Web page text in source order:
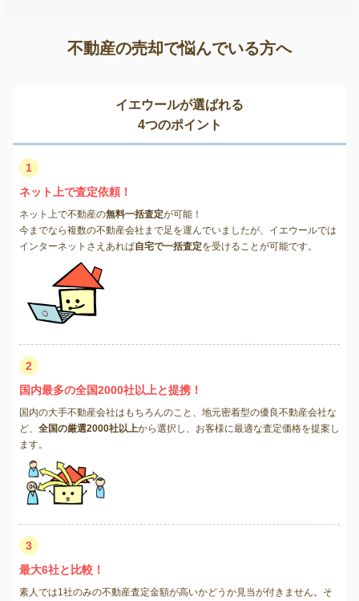
不動産の売却で悩んでいる方へ
イエウールが選ばれる
4つのポイント
1
ネット上で査定依頼！
ネット上で不動産の無料一括査定が可能！
今までなら複数の不動産会社まで足を運んでいましたが、イエウールでは
インターネットさえあれば自宅で一括査定を受けることが可能です。
2
国内最多の全国2000社以上と提携！
国内の大手不動産会社はもちろんのこと、地元密着型の優良不動産会社な
ど、 全国の厳選2000社以上から選択し、お客様に最適な査定価格を提案し
ます。
3
最大6社と比較！
素人では1社のみの不動産査定金額が高いかどうか見当が付きません。そ